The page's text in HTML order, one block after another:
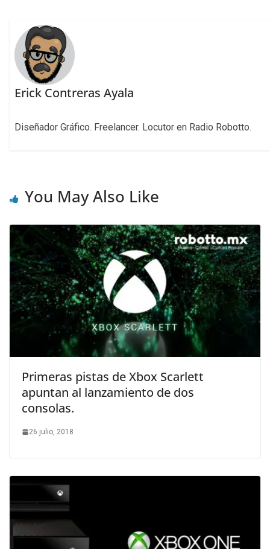
Erick Contreras Ayala
Diseñador Gráfico. Freelancer. Locutor en Radio Robotto.
You May Also Like
Primeras pistas de Xbox Scarlett
apuntan al lanzamiento de dos
consolas.
26 julio, 2018